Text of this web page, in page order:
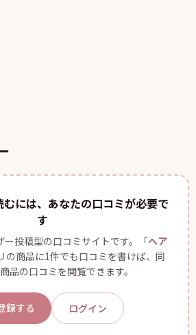
には、あなたの口コミが必要で
す
ー投稿型の口コミサイトです。「ヘア
の商品に1件でも口コミを書けば、同
品の口コミを閲覧できます。
録する ログイン